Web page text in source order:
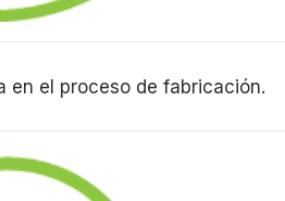
en el proceso de fabricación.